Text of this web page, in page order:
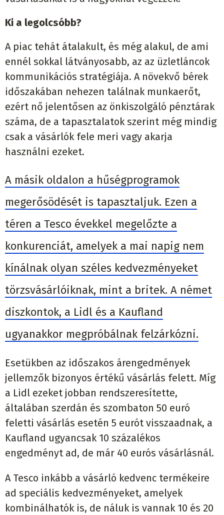
Ki a legolcsóbb?
A piac tehát átalakult, és még alakul, de ami
ennél sokkal látványosabb, az az üzletláncok
kommunikációs stratégiája. A növekvő bérek
időszakában nehezen találnak munkaerőt,
ezért nő jelentősen az önkiszolgáló pénztárak
száma, de a tapasztalatok szerint még mindig
csak a vásárlók fele meri vagy akarja
használni ezeket.
A másik oldalon a hűségprogramok
megerősödését is tapasztaljuk. Ezen a
téren a Tesco évekkel megelőzte a
konkurenciát, amelyek a mai napig nem
kínálnak olyan széles kedvezményeket
törzsvásárlóiknak, mint a britek. A német
diszkontok, a Lidl és a Kaufland
ugyanakkor megpróbálnak felzárkózni.
Esetükben az időszakos árengedmények
jellemzők bizonyos értékű vásárlás felett. Míg
a Lidl ezeket jobban rendszeresítette,
általában szerdán és szombaton 50 euró
feletti vásárlás esetén 5 eurót visszaadnak, a
Kaufland ugyancsak 10 százalékos
engedményt ad, de már 40 eurós vásárlásnál.
A Tesco inkább a vásárló kedvenc termékeire
ad speciális kedvezményeket, amelyek
kombinálhatók is, de náluk is vannak 10 és 20